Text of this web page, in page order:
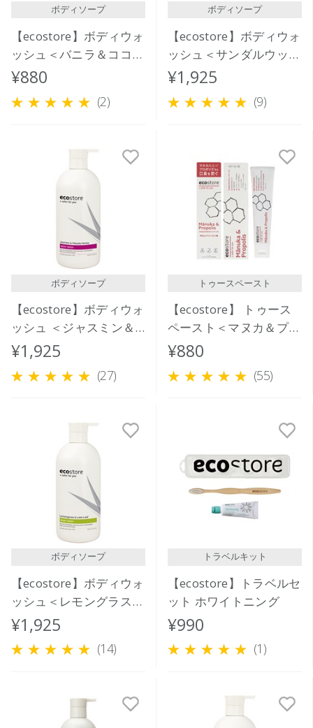
ボディソープ
【ecostore】ボディウォ
ッシュ＜バニラ＆ココナ
ッツ＞350ｍL
¥880
(2)
ボディソープ
【ecostore】ボディウォ
ッシュ＜サンダルウッド
＆アンバー＞900mL
¥1,925
(9)
ボディソープ
【ecostore】ボディウォ
ッシュ ＜ジャスミン＆
マヌカハニー＞ 900mL
¥1,925
(27)
トゥースペースト
【ecostore】 トゥース
ペースト＜マヌカ＆プロ
ポリス＞100ｇ
¥880
(55)
ボディソープ
【ecostore】ボディウォ
ッシュ＜レモングラス＆
ライムリーフ＞ 900mL
¥1,925
(14)
トラベルキット
【ecostore】トラベルセ
ット ホワイトニング
¥990
(1)